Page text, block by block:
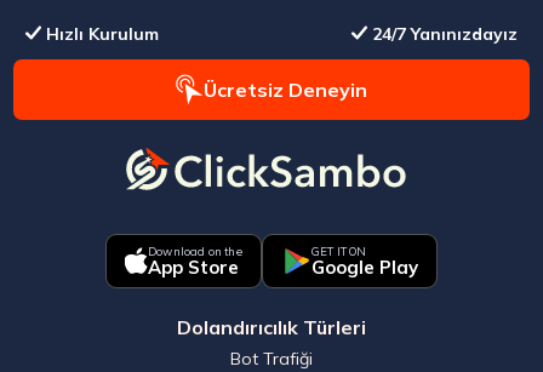
Hızlı Kurulum 24/7 Yanınızdayız
Ücretsiz Deneyin
Download on the
App Store
GET IT ON
Google Play
Dolandırıcılık Türleri
Bot Trafiği